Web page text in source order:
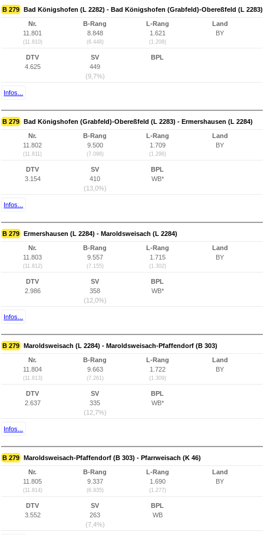
B 279 Bad Königshofen (L 2282) - Bad Königshofen (Grabfeld)-Obereßfeld (L 2283)
Nr.
11.801
(11.810)
B-Rang
8.848
(6.448)
L-Rang
1.621
(1.208)
Land
BY
DTV
4.625
SV
449
(9,7%)
BPL
Infos...
B 279 Bad Königshofen (Grabfeld)-Obereßfeld (L 2283) - Ermershausen (L 2284)
Nr.
11.802
(11.811)
B-Rang
9.500
(7.098)
L-Rang
1.709
(1.296)
Land
BY
DTV
3.154
SV
410
(13,0%)
BPL
WB*
Infos...
B 279 Ermershausen (L 2284) - Maroldsweisach (L 2284)
Nr.
11.803
(11.812)
B-Rang
9.557
(7.155)
L-Rang
1.715
(1.302)
Land
BY
DTV
2.986
SV
358
(12,0%)
BPL
WB*
Infos...
B 279 Maroldsweisach (L 2284) - Maroldsweisach-Pfaffendorf (B 303)
Nr.
11.804
(11.813)
B-Rang
9.663
(7.261)
L-Rang
1.722
(1.309)
Land
BY
DTV
2.637
SV
335
(12,7%)
BPL
WB*
Infos...
B 279 Maroldsweisach-Pfaffendorf (B 303) - Pfarrweisach (K 46)
Nr.
11.805
(11.814)
B-Rang
9.337
(6.935)
L-Rang
1.690
(1.277)
Land
BY
DTV
3.552
SV
263
(7,4%)
BPL
WB